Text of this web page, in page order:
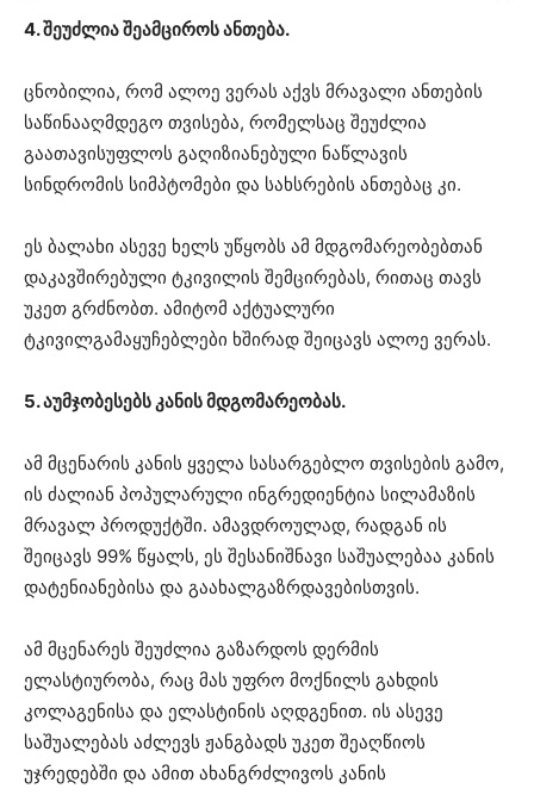
4. შეუძლია შეამციროს ანთება.
ცნობილია, რომ ალოე ვერას აქვს მრავალი ანთების
საწინააღმდეგო თვისება, რომელსაც შეუძლია
გაათავისუფლოს გაღიზიანებული ნაწლავის
სინდრომის სიმპტომები და სახსრების ანთებაც კი.
ეს ბალახი ასევე ხელს უწყობს ამ მდგომარეობებთან
დაკავშირებული ტკივილის შემცირებას, რითაც თავს
უკეთ გრძნობთ. ამიტომ აქტუალური
ტკივილგამაყუჩებლები ხშირად შეიცავს ალოე ვერას.
5. აუმჯობესებს კანის მდგომარეობას.
ამ მცენარის კანის ყველა სასარგებლო თვისების გამო,
ის ძალიან პოპულარული ინგრედიენტია სილამაზის
მრავალ პროდუქტში. ამავდროულად, რადგან ის
შეიცავს 99% წყალს, ეს შესანიშნავი საშუალებაა კანის
დატენიანებისა და გაახალგაზრდავებისთვის.
ამ მცენარეს შეუძლია გაზარდოს დერმის
ელასტიურობა, რაც მას უფრო მოქნილს გახდის
კოლაგენისა და ელასტინის აღდგენით. ის ასევე
საშუალებას აძლევს ჟანგბადს უკეთ შეაღწიოს
უჯრედებში და ამით ახანგრძლივოს კანის